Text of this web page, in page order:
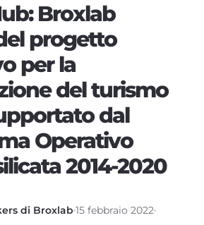
Broxlab
progetto
per la
del turismo
dal
Operativo
2014-2020
di Broxlab 15 febbraio 2022